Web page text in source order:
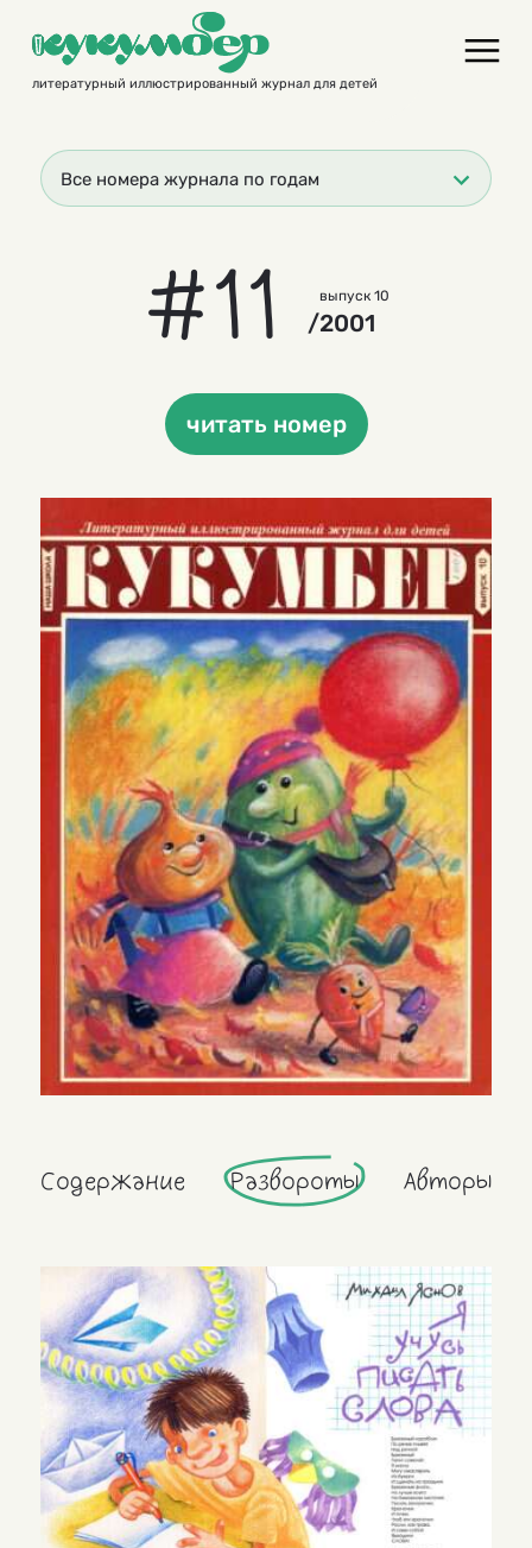
contentлитературный иллюстрированный журнал для детей
Все номера журнала по годам
#11 выпуск 10
/2001
читать номер
Содержание Развороты Авторы